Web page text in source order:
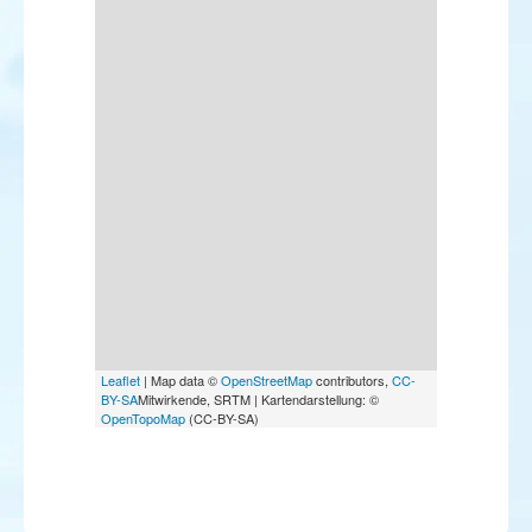
Leaflet | Map data ©OpenStreetMapcontributors, CC-
BY-SAMitwirkende, SRTM | Kartendarstellung: ©
OpenTopoMap (CC-BY-SA)